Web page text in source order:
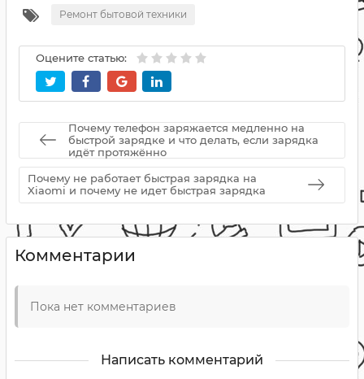
Ремонт бытовой техники
Оцените статью:
Почему телефон заряжается медленно на
быстрой зарядке и что делать, если зарядка
идёт протяжённо
Почему не работает быстрая зарядка на
Xiaomi и почему не идет быстрая зарядка
Комментарии
Пока нет комментариев
Написать комментарий